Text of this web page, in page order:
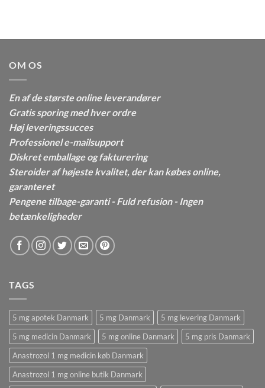
OM OS
En af de største online leverandører
Gratis sporing med hver ordre
Høj leveringssucces
Professionel e-mailsupport
Diskret emballage og fakturering
Steroider af højeste kvalitet, der kan købes online,
garanteret
Pengene tilbage-garanti - Fuld refusion - Ingen
betænkeligheder
TAGS
5 mg apotek Danmark 5 mg Danmark
5 mg levering Danmark
5 mg medicin Danmark
5 mg online Danmark
5 mg pris Danmark
Anastrozol 1 mg medicin køb Danmark
Anastrozol 1 mg online butik Danmark